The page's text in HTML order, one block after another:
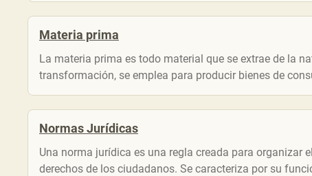
Materia prima
La materia prima es todo material que se extrae de la
transformación, se emplea para producir bienes de
Normas Jurídicas
Una norma jurídica es una regla creada para organizar
derechos de los ciudadanos. Se caracteriza por su